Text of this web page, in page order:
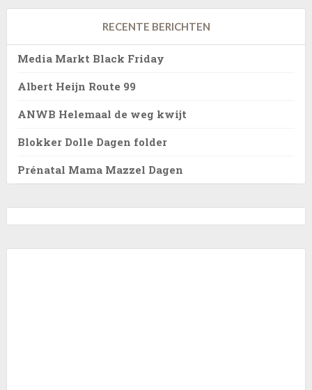
RECENTE BERICHTEN
Media Markt Black Friday
Albert Heijn Route 99
ANWB Helemaal de weg kwijt
Blokker Dolle Dagen folder
Prénatal Mama Mazzel Dagen